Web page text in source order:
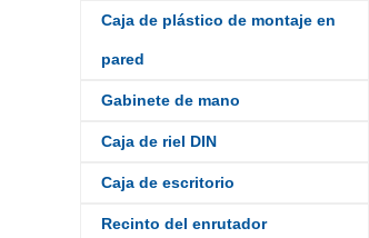
Caja de plástico de montaje en
pared
Gabinete de mano
Caja de riel DIN
Caja de escritorio
Recinto del enrutador